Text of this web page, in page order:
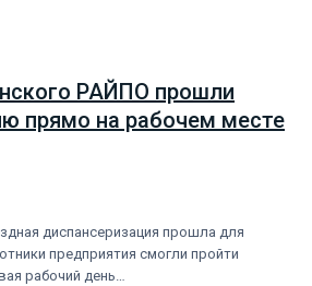
РАЙПО прошли
прямо на рабочем месте
диспансеризация прошла для
предприятия смогли пройти
рабочий день…